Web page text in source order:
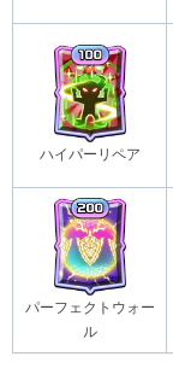
ハイパーリペア
パーフェクトウォー
ル